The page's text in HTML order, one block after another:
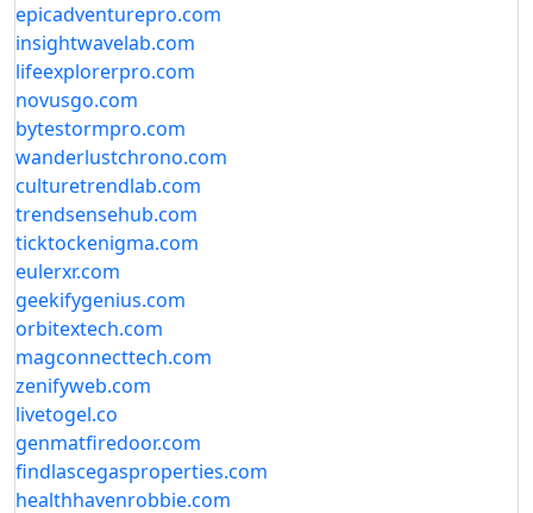
epicadventurepro.com
insightwavelab.com
lifeexplorerpro.com
novusgo.com
bytestormpro.com
wanderlustchrono.com
culturetrendlab.com
trendsensehub.com
ticktockenigma.com
eulerxr.com
geekifygenius.com
orbitextech.com
magconnecttech.com
zenifyweb.com
livetogel.co
genmatfiredoor.com
findlascegasproperties.com
healthhavenrobbie.com